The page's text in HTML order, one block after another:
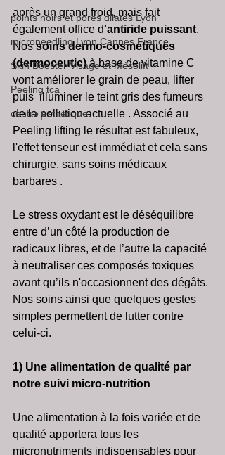
points noirs et pores dilatés Lyon
microneedling Lyon Cannes France
Skin Booster Visage et Mésolift
Peeling tca
centre esthétique
après un grand froid, mais fait
également office d'antiride puissant.
Nos soins dermo-cosmétiques
(dermoceutic) à base de vitamine C
vont améliorer le grain de peau, lifter
puis  illuminer le teint gris des fumeurs
de la pollution actuelle . Associé au
Peeling lifting le résultat est fabuleux,
l'effet tenseur est immédiat et cela sans
chirurgie, sans soins médicaux
barbares .
Le stress oxydant est le déséquilibre
entre d’un côté la production de
radicaux libres, et de l’autre la capacité
à neutraliser ces composés toxiques
avant qu’ils n'occasionnent des dégâts.
Nos soins ainsi que quelques gestes
simples permettent de lutter contre
celui-ci.
1) Une alimentation de qualité par
notre suivi micro-nutrition
Une alimentation à la fois variée et de
qualité apportera tous les
micronutriments indispensables pour